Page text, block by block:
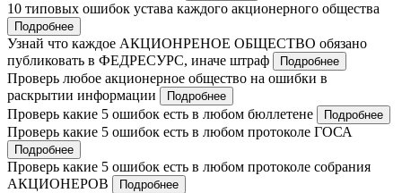
10 типовых ошибок устава каждого акционерного общества
Подробнее
Узнай что каждое АКЦИОНРЕНОЕ ОБЩЕСТВО обязано
публиковать в ФЕДРЕСУРС, иначе штраф
Подробнее
Проверь любое акционерное общество на ошибки в
раскрытии информации
Подробнее
Проверь какие 5 ошибок есть в любом бюллетене Подробнее
Проверь какие 5 ошибок есть в любом протоколе ГОСА
Подробнее
Проверь какие 5 ошибок есть в любом протоколе собрания
АКЦИОНЕРОВ
Подробнее